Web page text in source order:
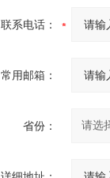
联系电话：
常用邮箱：
省份：